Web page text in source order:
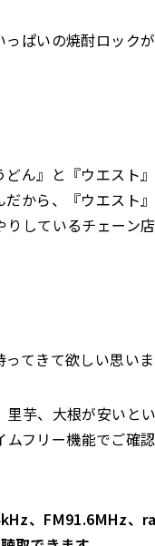
っぱいの焼酎ロック
どん』と『ウエスト
から、『ウエスト
しているチェーン
てきて欲しい思いま
芋、大根が安いと
フリー機能でご確
、FM91.6MHz、